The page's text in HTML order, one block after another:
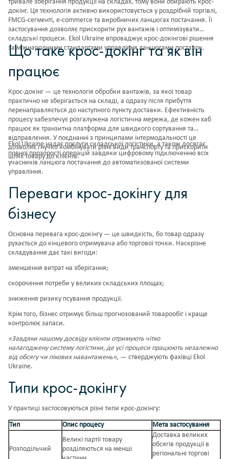
тривале зберігання продукції на складах, тому вони обирають крос-
докінг. Ця технологія активно використовується у роздрібній торгівлі,
FMCG-сегменті, e-commerce та виробничих ланцюгах постачання. Її
застосування дозволяє прискорити рух вантажів і оптимізувати
складські процеси. Ekol Ukraine впроваджує крос-докінгові рішення
за міжнародними стандартами управління ланцюгами поставок.
Що таке крос-докінг та як він
працює
Крос-докінг — це технологія обробки вантажів, за якої товар
практично не зберігається на складі, а одразу після прибуття
перенаправляється до наступного пункту доставки. Ефективність
процесу забезпечує розгалужена логістична мережа, де кожен хаб
працює як транзитна платформа для швидкого сортування та
відправлення. У поєднанні з принципами інтермодальності це
дозволяє гнучко комбінувати різні види транспорту та прискорити
шлях товару до клієнта.
Ekol Ukraine надає послугискладської логістики, а також досягає
повної прозорості операцій завдяки цифровому підключенню всіх
учасників ланцюга постачання до автоматизованої системи
управління.
Переваги крос-докінгу для
бізнесу
Основна перевага крос-докінгу — це швидкість, бо товар одразу
рухається до кінцевого отримувача або торгової точки. Наскрізне
складування дає такі вигоди:
зменшення витрат на зберігання;
скорочення потреби у великих складських площах;
зниження ризику псування продукції.
Крім того, бізнес отримує більш прогнозований товарообіг і краще
контролює запаси.
«Завдяки нашому досвіду клієнти отримують чітко
налагодженусистемулогістики, де усіпроцеси працюють незалежно
від обсягу чи пікових навантажень», — стверджують фахівці Ekol
Ukraine.
Типи крос-докінгу
У практиці застосовуються різні типи крос-докінгу:
Тип Опис процесу Мета застосування
Розподільчий
Великі партії товару
розділяються на менші
Доставка великих
обсягів продукції в
регіональні торгові